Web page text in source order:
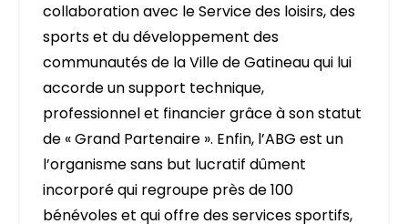
collaboration avec le Service des loisirs, des
sports et du développement des
communautés de la Ville de Gatineau qui lui
accorde un support technique,
professionnel et financier grâce à son statut
de « Grand Partenaire ». Enfin, l’ABG est un
l’organisme sans but lucratif dûment
incorporé qui regroupe près de 100
bénévoles et qui offre des services sportifs,